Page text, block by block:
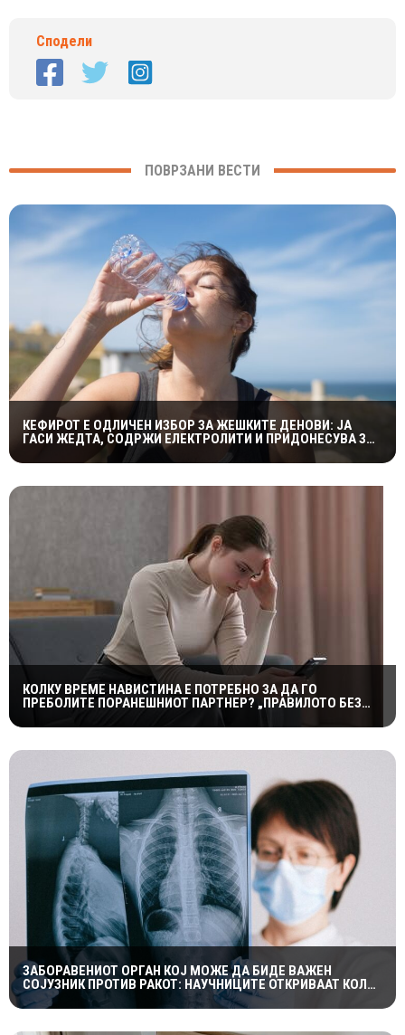
Сподели
ПОВРЗАНИ ВЕСТИ
КЕФИРОТ Е ОДЛИЧЕН ИЗБОР ЗА ЖЕШКИТЕ ДЕНОВИ: ЈА
ГАСИ ЖЕДТА, СОДРЖИ ЕЛЕКТРОЛИТИ И ПРИДОНЕСУВА ЗА
ЗДРАВА ДИГЕСТИЈА
КОЛКУ ВРЕМЕ НАВИСТИНА Е ПОТРЕБНО ЗА ДА ГО
ПРЕБОЛИТЕ ПОРАНЕШНИОТ ПАРТНЕР? „ПРАВИЛОТО БЕЗ
КОНТАКТ“ НЕ Е МАГИЧНА ФОРМУЛА
ЗАБОРАВЕНИОТ ОРГАН КОЈ МОЖЕ ДА БИДЕ ВАЖЕН
СОЈУЗНИК ПРОТИВ РАКОТ: НАУЧНИЦИТЕ ОТКРИВААТ КОЛКУ
Е ЗНАЧАЕН ТИМУСОТ